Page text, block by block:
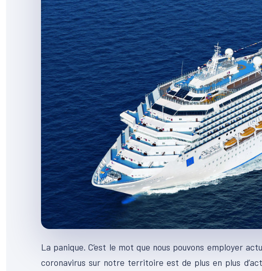
La panique. C’est le mot que nous pouvons employer
coronavirus sur notre territoire est de plus en plus